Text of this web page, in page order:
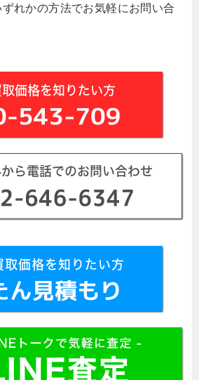
れかの方法でお気軽にお問い合